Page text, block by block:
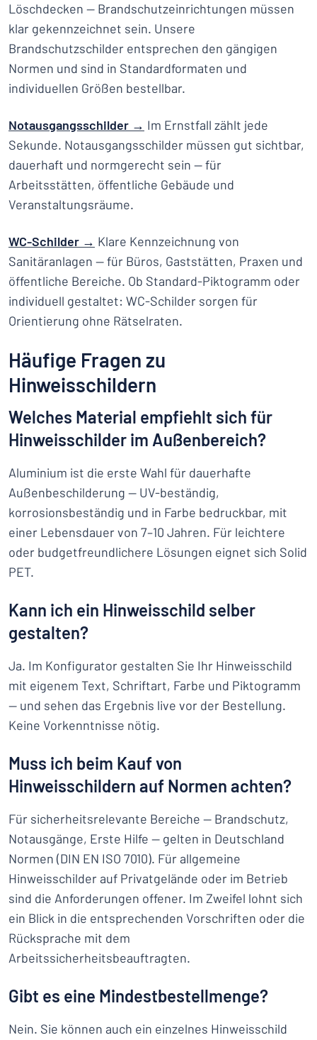
Löschdecken — Brandschutzeinrichtungen müssen
klar gekennzeichnet sein. Unsere
Brandschutzschilder entsprechen den gängigen
Normen und sind in Standardformaten und
individuellen Größen bestellbar.
Notausgangsschilder → Im Ernstfall zählt jede
Sekunde. Notausgangsschilder müssen gut sichtbar,
dauerhaft und normgerecht sein — für
Arbeitsstätten, öffentliche Gebäude und
Veranstaltungsräume.
WC-Schilder → Klare Kennzeichnung von
Sanitäranlagen — für Büros, Gaststätten, Praxen und
öffentliche Bereiche. Ob Standard-Piktogramm oder
individuell gestaltet: WC-Schilder sorgen für
Orientierung ohne Rätselraten.
Häufige Fragen zu
Hinweisschildern
Welches Material empfiehlt sich für
Hinweisschilder im Außenbereich?
Aluminium ist die erste Wahl für dauerhafte
Außenbeschilderung — UV-beständig,
korrosionsbeständig und in Farbe bedruckbar, mit
einer Lebensdauer von 7–10 Jahren. Für leichtere
oder budgetfreundlichere Lösungen eignet sich Solid
PET.
Kann ich ein Hinweisschild selber
gestalten?
Ja. Im Konfigurator gestalten Sie Ihr Hinweisschild
mit eigenem Text, Schriftart, Farbe und Piktogramm
— und sehen das Ergebnis live vor der Bestellung.
Keine Vorkenntnisse nötig.
Muss ich beim Kauf von
Hinweisschildern auf Normen achten?
Für sicherheitsrelevante Bereiche — Brandschutz,
Notausgänge, Erste Hilfe — gelten in Deutschland
Normen (DIN EN ISO 7010). Für allgemeine
Hinweisschilder auf Privatgelände oder im Betrieb
sind die Anforderungen offener. Im Zweifel lohnt sich
ein Blick in die entsprechenden Vorschriften oder die
Rücksprache mit dem
Arbeitssicherheitsbeauftragten.
Gibt es eine Mindestbestellmenge?
Nein. Sie können auch ein einzelnes Hinweisschild